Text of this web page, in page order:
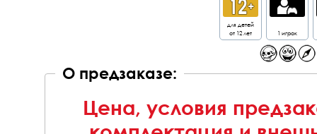
для детей
от 12 лет
1 игрок
О предзаказе:
Цена, условия